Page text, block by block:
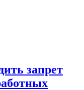
запрет